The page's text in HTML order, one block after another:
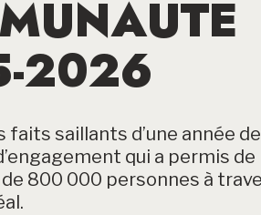
2026
faits saillants d’une année de
qui a permis de
800 000 personnes à